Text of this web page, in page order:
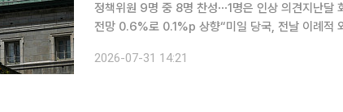
정책위원 9명 중 8명 찬성⋯1명은 인상 의견지난달
전망 0.6%로 0.1%p 상향“미일 당국, 전날 이례적 외환시장 동시 개입
물가를 예상보다 더 끌어올릴 수 있다는 우려로 지난
2026-07-31 14:21